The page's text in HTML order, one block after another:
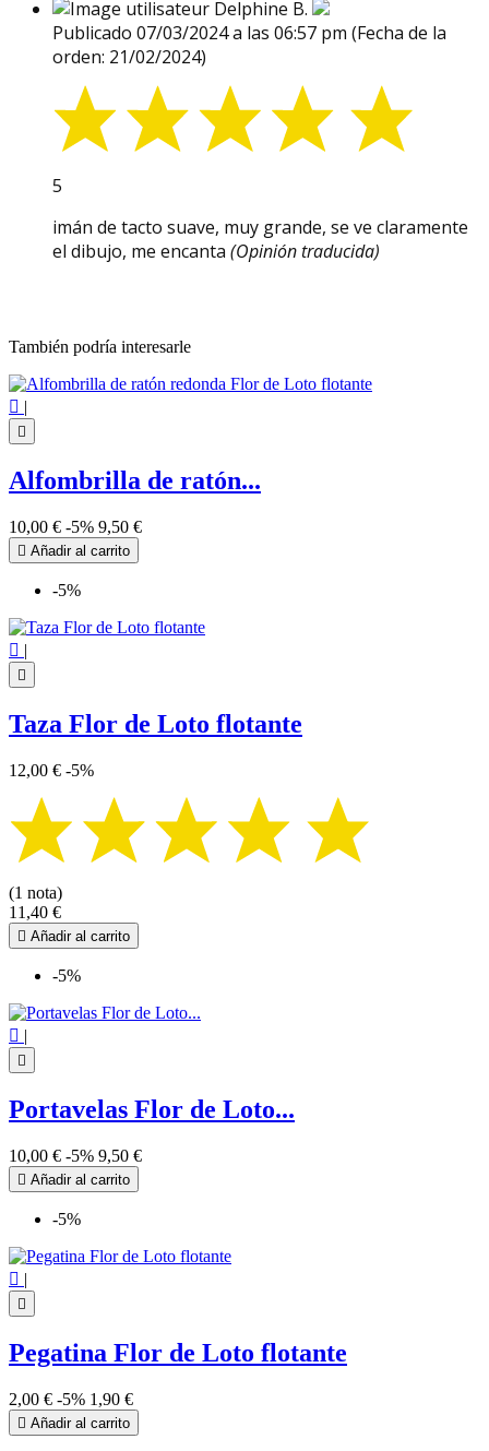
Delphine B.
Publicado 07/03/2024 a las 06:57 pm (Fecha de la
orden: 21/02/2024)
5
imán de tacto suave, muy grande, se ve claramente
el dibujo, me encanta (Opinión traducida)
También podría interesarle
 |

Alfombrilla de ratón...
10,00 € -5% 9,50 €
 Añadir al carrito
-5%
 |

Taza Flor de Loto flotante
12,00 € -5%
(1 nota)
11,40 €
 Añadir al carrito
-5%
 |

Portavelas Flor de Loto...
10,00 € -5% 9,50 €
 Añadir al carrito
-5%
 |

Pegatina Flor de Loto flotante
2,00 € -5% 1,90 €
 Añadir al carrito